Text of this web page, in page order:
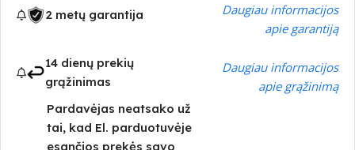
2 metų garantija
Daugiau informacijos
apie garantiją
14 dienų prekių
grąžinimas
Daugiau informacijos
apie grąžinimą
Pardavėjas neatsako už
tai, kad El. parduotuvėje
esančios prekės savo